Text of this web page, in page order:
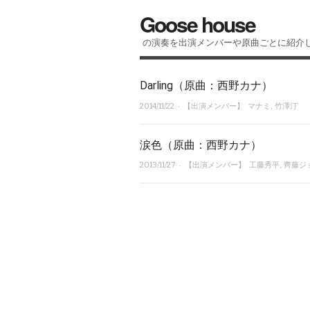
Goose house
の演奏を出演メンバーや原曲ごとに紹介
Darling（原曲：西野カナ）
2014/11/22 · 【出演メンバー】 マナミ 竹澤汀
涙色（原曲：西野カナ）
2013/11/27 · 【出演メンバー】 工藤秀平, 齊藤ジ